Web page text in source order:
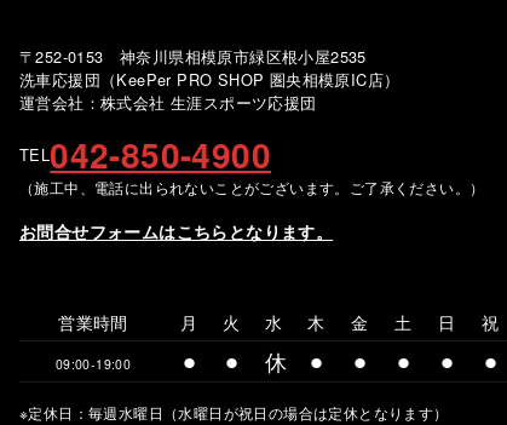
〒252-0153 神奈川県相模原市緑区根小屋2535
洗車応援団（KeePer PRO SHOP 圏央相模原IC店）
運営会社：株式会社 生涯スポーツ応援団
TEL042-850-4900
（施工中、電話に出られないことがございます。ご了承ください。）
お問合せフォームはこちらとなります。
営業時間 月 火 水 木 金 土 日 祝
09:00-19:00 ⚫︎ ⚫︎ 休 ⚫︎ ⚫︎ ⚫︎ ⚫︎ ⚫︎
※定休日：毎週水曜日（水曜日が祝日の場合は定休となります）